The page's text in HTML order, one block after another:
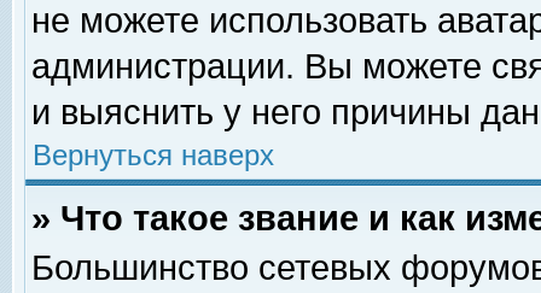
не можете использовать
администрации. Вы можете
и выяснить у него причины
Вернуться наверх
» Что такое звание и как
Большинство сетевых